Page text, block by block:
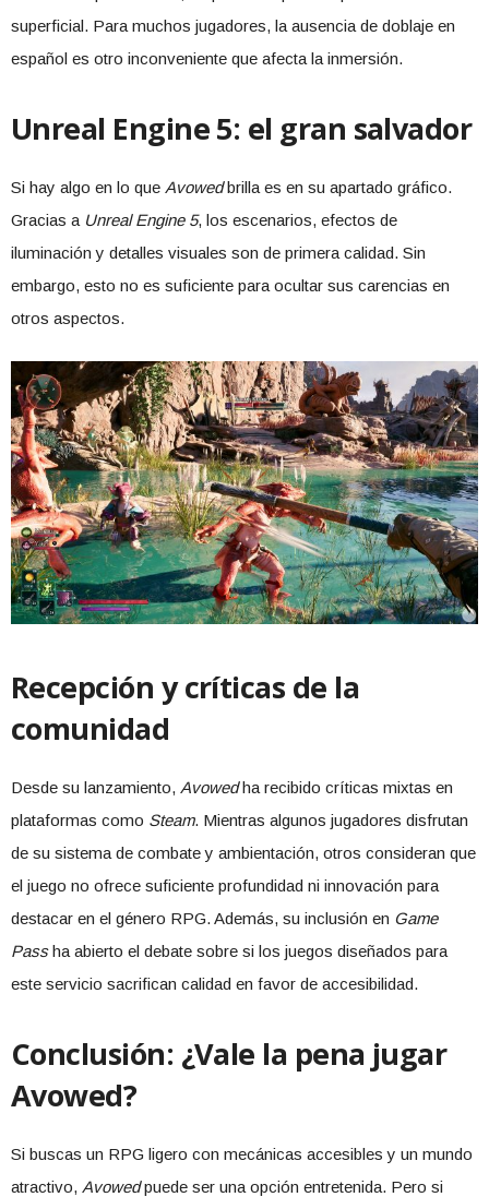
superficial. Para muchos jugadores, la ausencia de doblaje en
español es otro inconveniente que afecta la inmersión.
Unreal Engine 5: el gran salvador
Si hay algo en lo que Avowedbrilla es en su apartado gráfico.
Gracias a Unreal Engine 5, los escenarios, efectos de
iluminación y detalles visuales son de primera calidad. Sin
embargo, esto no es suficiente para ocultar sus carencias en
otros aspectos.
Recepción y críticas de la
comunidad
Desde su lanzamiento, Avowedha recibido críticas mixtas en
plataformas como Steam. Mientras algunos jugadores disfrutan
de su sistema de combate y ambientación, otros consideran que
el juego no ofrece suficiente profundidad ni innovación para
destacar en el género RPG. Además, su inclusión en Game
Passha abierto el debate sobre si los juegos diseñados para
este servicio sacrifican calidad en favor de accesibilidad.
Conclusión: ¿Vale la pena jugar
Avowed?
Si buscas un RPG ligero con mecánicas accesibles y un mundo
atractivo, Avowedpuede ser una opción entretenida. Pero si